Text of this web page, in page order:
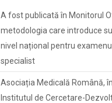
A fost publicată în Monitorul
metodologia care introduce
nivel național pentru
specialist
Asociația Medicală Română,
Institutul de Cercetare-